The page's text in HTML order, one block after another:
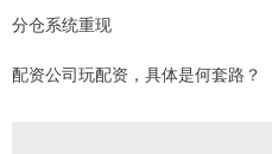
分仓系统重现
配资公司玩配资，具体是何套路？